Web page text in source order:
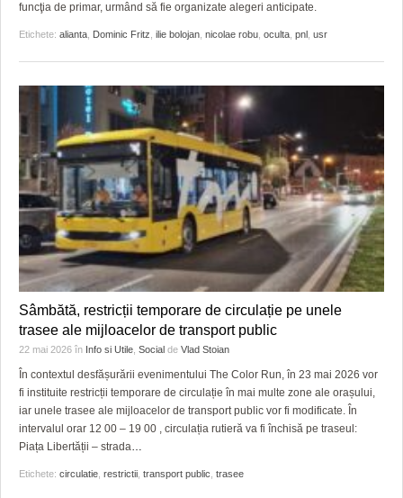
funcţia de primar, urmând să fie organizate alegeri anticipate.
Etichete: alianta Dominic Fritz ilie bolojan nicolae robu oculta pnl usr
Sâmbătă, restricții temporare de circulație pe unele
trasee ale mijloacelor de transport public
22 mai 2026 în Info si Utile, Social de Vlad Stoian
În contextul desfășurării evenimentului The Color Run, în 23 mai 2026 vor
fi instituite restricții temporare de circulație în mai multe zone ale orașului,
iar unele trasee ale mijloacelor de transport public vor fi modificate. În
intervalul orar 12 00 – 19 00 , circulația rutieră va fi închisă pe traseul:
Piața Libertății – strada…
Etichete: circulatie, restrictii, transport public, trasee